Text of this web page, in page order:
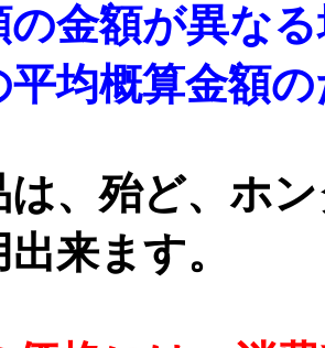
の金額が異な
平均概算金額
は、殆ど、ホ
来ます。